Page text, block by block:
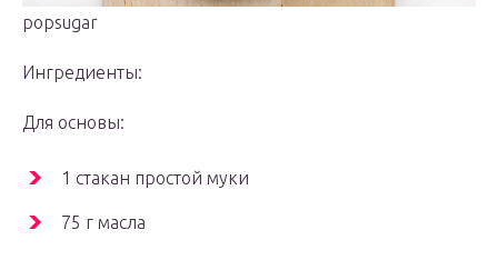
popsugar
Ингредиенты:
Для основы:
1 стакан простой муки
75 г масла